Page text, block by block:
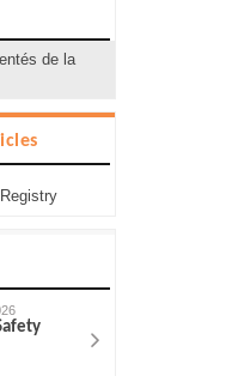
de la